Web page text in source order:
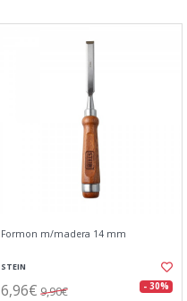
Formon m/madera 14 mm
STEIN
6,96€ 9,90€ - 30%